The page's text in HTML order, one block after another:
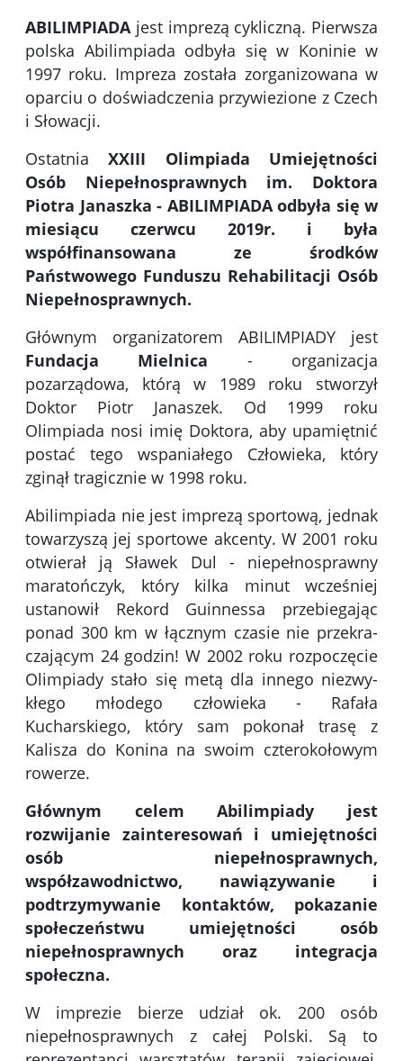
ABILIMPIADA jest imprezą cykliczną. Pierwsza
polska Abilimpiada odbyła się w Koninie w
1997 roku. Impreza została zorganizowana w
oparciu o doświadczenia przywiezione z Czech
i Słowacji.
OstatniaXXIII Olimpiada Umiejętności
Osób Niepełnosprawnych im. Doktora
Piotra Janaszka - ABILIMPIADA odbyła się w
miesiącu czerwcu 2019r. i była
współfinansowana ze środków
Państwowego Funduszu Rehabilitacji Osób
Niepełnosprawnych.
Głównym organizatorem ABILIMPIADY jest
Fundacja Mielnica - organizacja
pozarządowa, którą w 1989 roku stworzył
Doktor Piotr Janaszek. Od 1999 roku
Olimpiada nosi imię Doktora, aby upamiętnić
postać tego wspaniałego Człowieka, który
zginął tragicznie w 1998 roku.
Abilimpiada nie jest imprezą sportową, jednak
towarzyszą jej sportowe akcenty. W 2001 roku
otwierał ją Sławek Dul - niepełnosprawny
maratończyk, który kilka minut wcześniej
ustanowił Rekord Guinnessa przebiegając
ponad 300 km w łącznym czasie nie przekra­
czającym 24 godzin! W 2002 roku rozpoczęcie
Olimpiady stało się metą dla innego niezwy­
kłego młodego człowieka - Rafała
Kucharskiego, który sam pokonał trasę z
Kalisza do Konina na swoim czterokołowym
rowerze.
Głównym celem Abilimpiady jest
rozwijanie zainteresowań i umiejętności
osób niepełnosprawnych,
współzawodnictwo, nawiązywanie i
podtrzymywanie kontaktów, pokazanie
społeczeństwu umiejętności osób
niepełnosprawnych oraz integracja
społeczna.
W imprezie bierze udział ok. 200 osób
niepełnosprawnych z całej Polski. Są to